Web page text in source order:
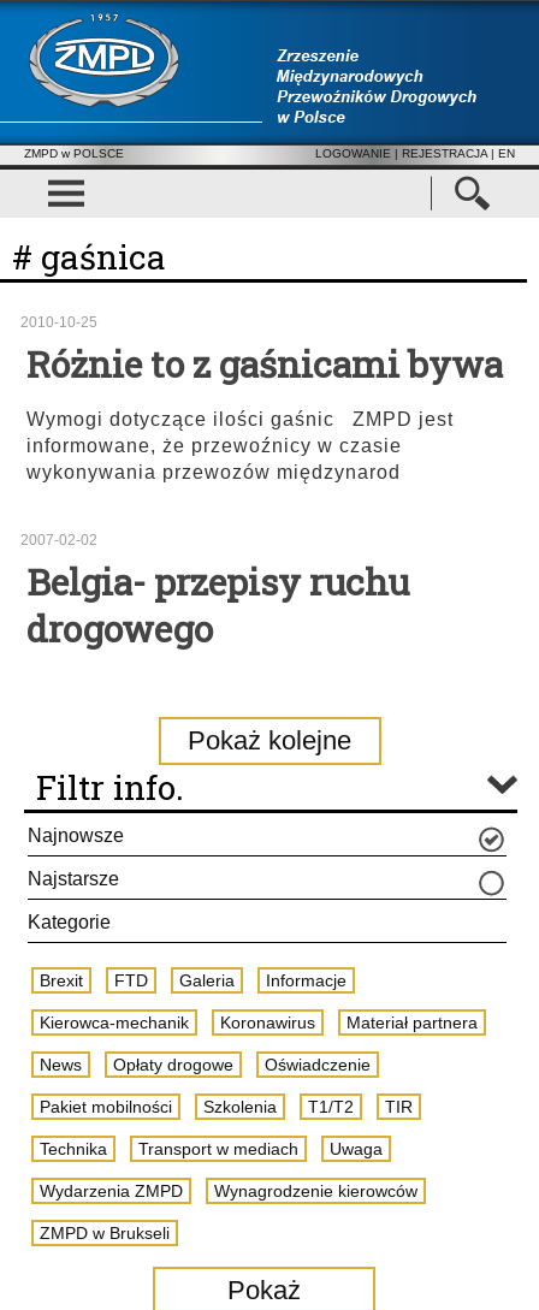
ZMPD w POLSCE LOGOWANIE | REJESTRACJA | EN
# gaśnica
2010-10-25
Różnie to z gaśnicami bywa
Wymogi dotyczące ilości gaśnic ZMPD jest
informowane, że przewoźnicy w czasie
wykonywania przewozów międzynarod
2007-02-02
Belgia- przepisy ruchu
drogowego
Pokaż kolejne
Filtr info.
Najnowsze
Najstarsze
Kategorie
Brexit FTD Galeria Informacje
Kierowca-mechanik Koronawirus Materiał partnera
News Opłaty drogowe Oświadczenie
Pakiet mobilności Szkolenia T1/T2 TIR
Technika Transport w mediach Uwaga
Wydarzenia ZMPD Wynagrodzenie kierowców
ZMPD w Brukseli
Pokaż